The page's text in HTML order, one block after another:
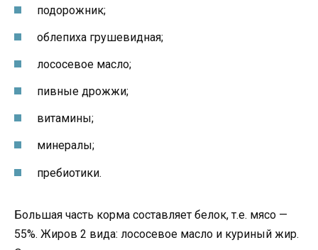
подорожник;
облепиха грушевидная;
лососевое масло;
пивные дрожжи;
витамины;
минералы;
пребиотики.
Большая часть корма составляет белок, т.е. мясо —
55%. Жиров 2 вида: лососевое масло и куриный жир.